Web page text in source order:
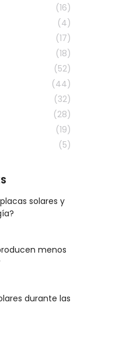
(16)
(4)
(17)
(18)
(52)
(44)
(32)
(28)
(19)
(5)
solares y
menos
durante las